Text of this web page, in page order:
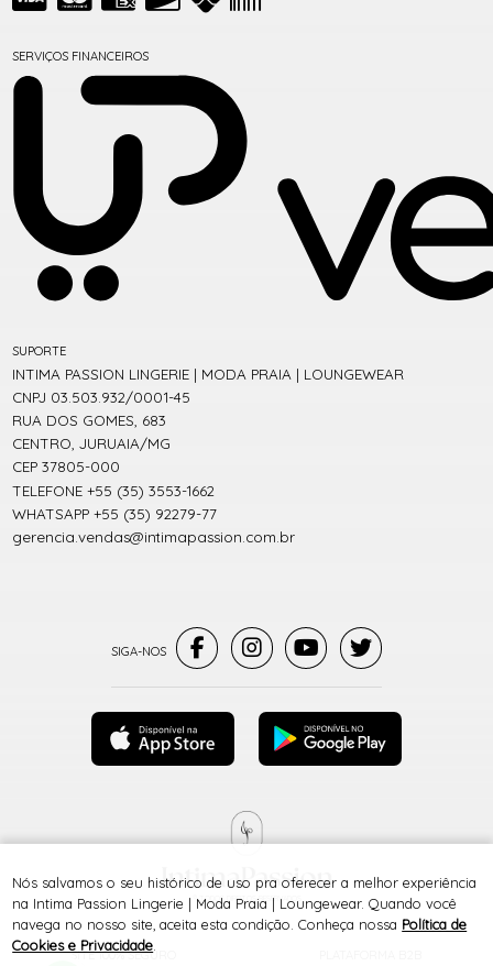
SERVIÇOS FINANCEIROS
SITE 100% SEGURO
SUPORTE
INTIMA PASSION LINGERIE | MODA PRAIA | LOUNGEWEAR
CNPJ 03.503.932/0001-45
RUA DOS GOMES, 683
CENTRO, JURUAIA/MG
CEP 37805-000
TELEFONE +55 (35) 3553-1662
WHATSAPP +55 (35) 92279-77
gerencia.vendas@intimapassion.com.br
® TODOS DIREITOS RESERVADOS
Nós salvamos o seu histórico de uso pra oferecer a melhor experiência
na Intima Passion Lingerie | Moda Praia | Loungewear. Quando você
navega no nosso site, aceita esta condição. Conheça nossa Política de
Cookies e Privacidade